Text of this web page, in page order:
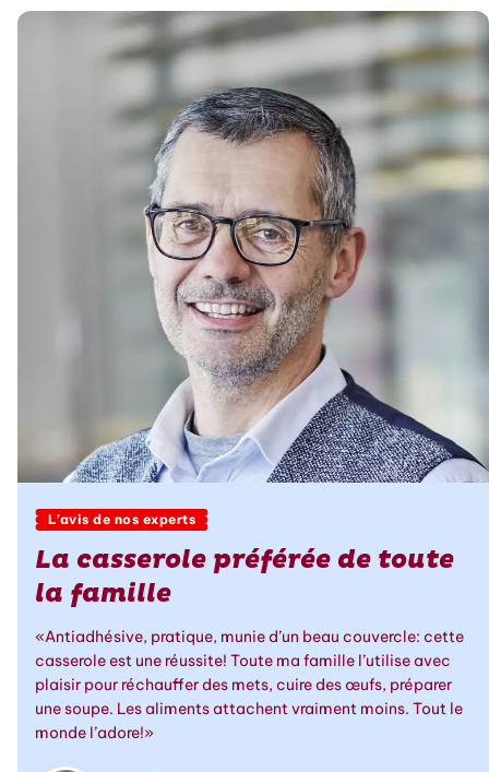
L’avis de nos experts
La casserole préférée de toute
la famille
«Antiadhésive, pratique, munie d’un beau couvercle: cette
casserole est une réussite! Toute ma famille l’utilise avec
plaisir pour réchauffer des mets, cuire des œufs, préparer
une soupe. Les aliments attachent vraiment moins. Tout le
monde l’adore!»